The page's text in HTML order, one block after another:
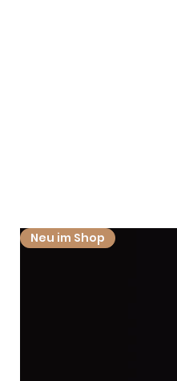
Neu im Shop